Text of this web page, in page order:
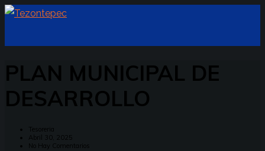
PLAN MUNICIPAL DE
DESARROLLO
Tesoreria
Abril 30, 2025
No Hay Comentarios